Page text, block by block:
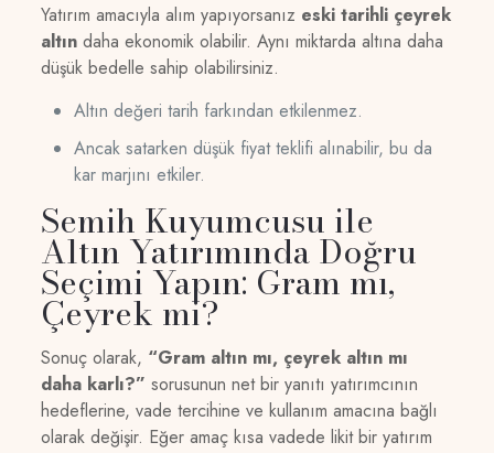
Yatırım amacıyla alım yapıyorsanız eski tarihli çeyrek
altındaha ekonomik olabilir. Aynı miktarda altına daha
düşük bedelle sahip olabilirsiniz.
Altın değeri tarih farkından etkilenmez.
Ancak satarken düşük fiyat teklifi alınabilir, bu da
kar marjını etkiler.
Semih Kuyumcusu ile
Altın Yatırımında Doğru
Seçimi Yapın: Gram mı,
Çeyrek mi?
Sonuç olarak, “Gram altın mı, çeyrek altın mı
daha karlı?” sorusunun net bir yanıtı yatırımcının
hedeflerine, vade tercihine ve kullanım amacına bağlı
olarak değişir. Eğer amaç kısa vadede likit bir yatırım